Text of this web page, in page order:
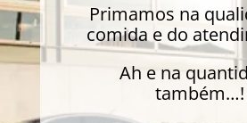
Primamos na
comida e do
Ah e na
também…!